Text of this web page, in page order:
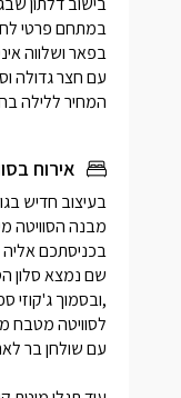
המחיר ללילה בחגים יולי
אירוח